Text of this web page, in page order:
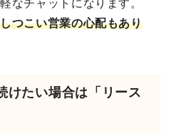
なチャットになります。
しつこい営業の心配もあり
けたい場合は「リース